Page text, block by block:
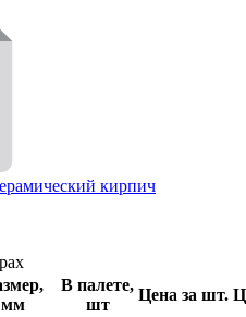
кирпич
мм
В палете,
шт
Цена за шт.